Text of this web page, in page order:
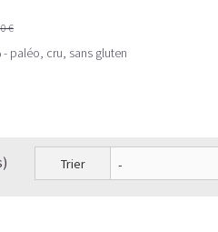
€
paléo, cru, sans gluten
Trier